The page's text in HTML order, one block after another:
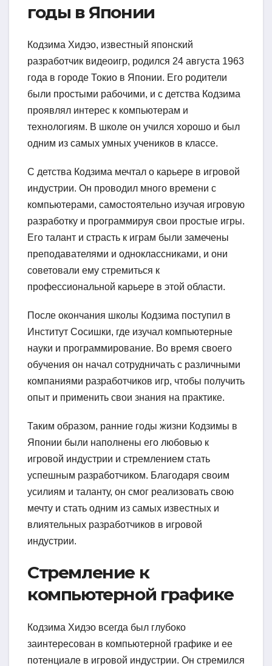
годы в Японии
Кодзима Хидэо, известный японский
разработчик видеоигр, родился 24 августа 1963
года в городе Токио в Японии. Его родители
были простыми рабочими, и с детства Кодзима
проявлял интерес к компьютерам и
технологиям. В школе он учился хорошо и был
одним из самых умных учеников в классе.
С детства Кодзима мечтал о карьере в игровой
индустрии. Он проводил много времени с
компьютерами, самостоятельно изучая игровую
разработку и программируя свои простые игры.
Его талант и страсть к играм были замечены
преподавателями и одноклассниками, и они
советовали ему стремиться к
профессиональной карьере в этой области.
После окончания школы Кодзима поступил в
Институт Сосишки, где изучал компьютерные
науки и программирование. Во время своего
обучения он начал сотрудничать с различными
компаниями разработчиков игр, чтобы получить
опыт и применить свои знания на практике.
Таким образом, ранние годы жизни Кодзимы в
Японии были наполнены его любовью к
игровой индустрии и стремлением стать
успешным разработчиком. Благодаря своим
усилиям и таланту, он смог реализовать свою
мечту и стать одним из самых известных и
влиятельных разработчиков в игровой
индустрии.
Стремление к
компьютерной графике
Кодзима Хидэо всегда был глубоко
заинтересован в компьютерной графике и ее
потенциале в игровой индустрии. Он стремился